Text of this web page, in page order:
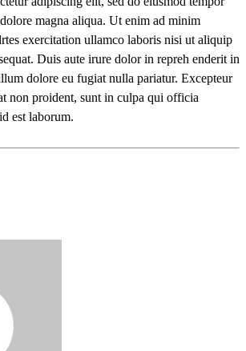
magna aliqua. Ut enim ad minim
exercitation ullamco laboris nisi ut aliquip
Duis aute irure dolor in repreh enderit in
dolore eu fugiat nulla pariatur. Excepteur
non proident, sunt in culpa qui officia
est laborum.